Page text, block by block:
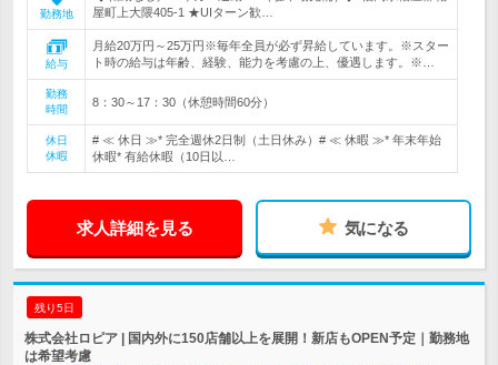
勤務地
屋町上大隈405-1 ★UIターン歓…
給与
月給20万円～25万円※毎年全員が必ず昇給しています。※スター
ト時の給与は年齢、経験、能力を考慮の上、優遇します。※…
勤務
時間
8：30～17：30（休憩時間60分）
休日
休暇
# ≪ 休日 ≫* 完全週休2日制（土日休み）# ≪ 休暇 ≫* 年末年始
休暇* 有給休暇（10日以…
求人詳細を見る 気になる
残り5日
株式会社ロピア | 国内外に150店舗以上を展開！新店もOPEN予定｜勤務地
は希望考慮